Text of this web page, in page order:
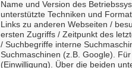
Name und Version des
unterstützte Techniken und
Links zu anderen Webseiten /
ersten Zugriffs / Zeitpunkt des
/ Suchbegriffe interne
Suchmaschinen (z.B. Google).
(Einwilligung). Über die beiden